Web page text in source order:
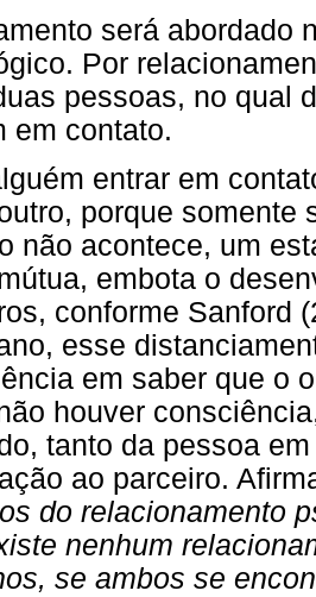
será abordado
Por
pessoas, no qual
em contato.
entrar em
porque somente
não acontece, um
embota o
conforme Sanford
esse
em saber que o
houver
tanto da pessoa
ao parceiro.
do relacionamento
nenhum
se ambos se